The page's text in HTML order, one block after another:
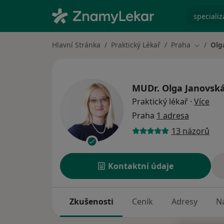
Hlavní Stránka Praktický Lékař Praha Změna
MUDr. Olga
Praktický lékař · Více
Praha 1 adresa
13 názorů
Kontaktní údaje
Zkušenosti Ceník Adresy